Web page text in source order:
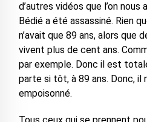
d’autres vidéos que l’on
Bédié a été assassiné. Rien
n’avait que 89 ans, alors que
vivent plus de cent ans.
par exemple. Donc il est
parte si tôt, à 89 ans. Donc, il
empoisonné.